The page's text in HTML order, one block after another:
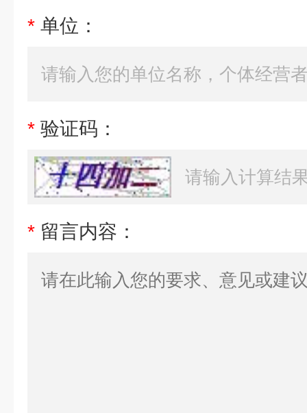
* 单位：
* 验证码：
* 留言内容：